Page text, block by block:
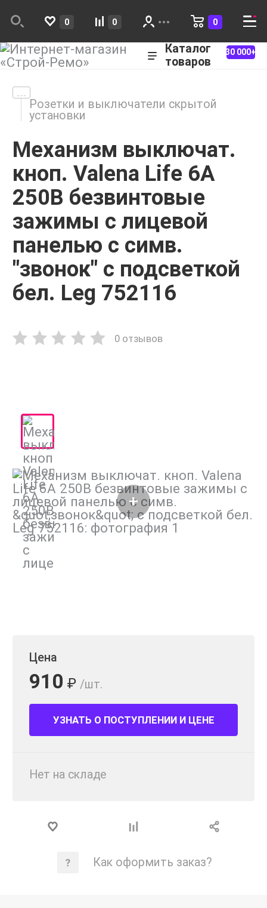
0 0 0
Каталог
товаров
30 000+
Розетки и выключатели скрытой
установки
Механизм выключат.
кноп. Valena Life 6А
250В безвинтовые
зажимы с лицевой
панелью с симв.
"звонок" с подсветкой
бел. Leg 752116
0 отзывов
Цена
910 ₽ /шт.
УЗНАТЬ О ПОСТУПЛЕНИИ И ЦЕНЕ
Нет на складе
Как оформить заказ?